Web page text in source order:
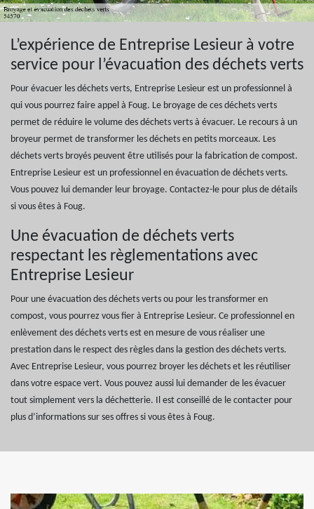
L’expérience de Entreprise Lesieur à votre
service pour l’évacuation des déchets verts
Pour évacuer les déchets verts, Entreprise Lesieur est un professionnel à
qui vous pourrez faire appel à Foug. Le broyage de ces déchets verts
permet de réduire le volume des déchets verts à évacuer. Le recours à un
broyeur permet de transformer les déchets en petits morceaux. Les
déchets verts broyés peuvent être utilisés pour la fabrication de compost.
Entreprise Lesieur est un professionnel en évacuation de déchets verts.
Vous pouvez lui demander leur broyage. Contactez-le pour plus de détails
si vous êtes à Foug.
Une évacuation de déchets verts
respectant les règlementations avec
Entreprise Lesieur
Pour une évacuation des déchets verts ou pour les transformer en
compost, vous pourrez vous fier à Entreprise Lesieur. Ce professionnel en
enlèvement des déchets verts est en mesure de vous réaliser une
prestation dans le respect des règles dans la gestion des déchets verts.
Avec Entreprise Lesieur, vous pourrez broyer les déchets et les réutiliser
dans votre espace vert. Vous pouvez aussi lui demander de les évacuer
tout simplement vers la déchetterie. Il est conseillé de le contacter pour
plus d’informations sur ses offres si vous êtes à Foug.